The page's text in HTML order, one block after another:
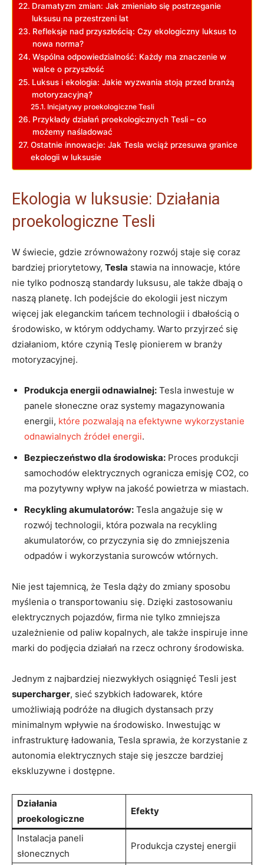
Dramatyzm zmian: Jak zmieniało się postrzeganie
luksusu na przestrzeni lat
Refleksje nad przyszłością: Czy ekologiczny luksus to
nowa norma?
Wspólna odpowiedzialność: Każdy ma znaczenie w
walce o przyszłość
Luksus i ekologia: Jakie wyzwania stoją przed branżą
motoryzacyjną?
Inicjatywy proekologiczne Tesli
Przykłady działań proekologicznych Tesli – co
możemy naśladować
Ostatnie innowacje: Jak Tesla wciąż przesuwa granice
ekologii w luksusie
Ekologia w luksusie: Działania
proekologiczne Tesli
W świecie, gdzie zrównoważony rozwój staje się coraz
bardziej priorytetowy, Tesla stawia na innowacje, które
nie tylko podnoszą standardy luksusu, ale także dbają o
naszą planetę. Ich podejście do ekologii jest niczym
więcej jak eleganckim tańcem technologii i dbałością o
środowisko, w którym oddychamy. Warto przyjrzeć się
działaniom, które czynią Teslę pionierem w branży
motoryzacyjnej.
Produkcja energii odnawialnej: Tesla inwestuje w
panele słoneczne oraz systemy magazynowania
energii, które pozwalają na efektywne wykorzystanie
odnawialnych źródeł energii.
Bezpieczeństwo dla środowiska: Proces produkcji
samochodów elektrycznych ogranicza emisję CO2, co
ma pozytywny wpływ na jakość powietrza w miastach.
Recykling akumulatorów: Tesla angażuje się w
rozwój technologii, która pozwala na recykling
akumulatorów, co przyczynia się do zmniejszenia
odpadów i wykorzystania surowców wtórnych.
Nie jest tajemnicą, że Tesla dąży do zmiany sposobu
myślenia o transportowaniu się. Dzięki zastosowaniu
elektrycznych pojazdów, firma nie tylko zmniejsza
uzależnienie od paliw kopalnych, ale także inspiruje inne
marki do podjęcia działań na rzecz ochrony środowiska.
Jednym z najbardziej niezwykłych osiągnięć Tesli jest
supercharger, sieć szybkich ładowarek, które
umożliwiają podróże na długich dystansach przy
minimalnym wpływie na środowisko. Inwestując w
infrastrukturę ładowania, Tesla sprawia, że korzystanie z
autonomia elektrycznych staje się jeszcze bardziej
ekskluzywne i dostępne.
Działania
proekologiczne
Efekty
Instalacja paneli
słonecznych
Produkcja czystej energii